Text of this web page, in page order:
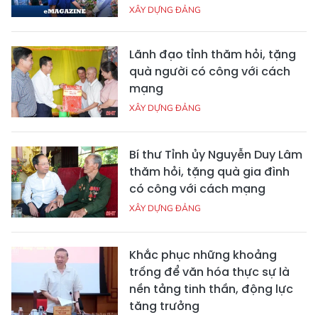
XÂY DỰNG ĐẢNG
Lãnh đạo tỉnh thăm hỏi, tặng
quà người có công với cách
mạng
XÂY DỰNG ĐẢNG
Bí thư Tỉnh ủy Nguyễn Duy Lâm
thăm hỏi, tặng quà gia đình
có công với cách mạng
XÂY DỰNG ĐẢNG
Khắc phục những khoảng
trống để văn hóa thực sự là
nền tảng tinh thần, động lực
tăng trưởng